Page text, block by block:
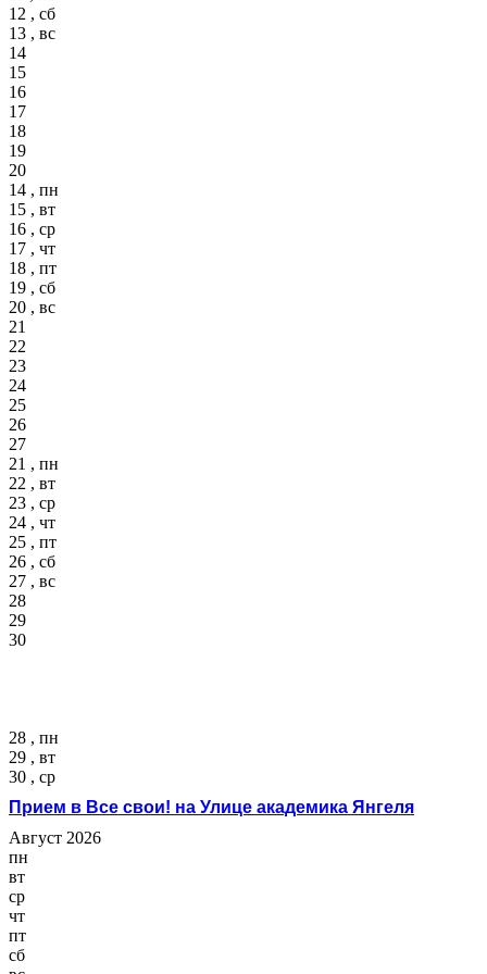
12 , сб
13 , вс
14
15
16
17
18
19
20
14 , пн
15 , вт
16 , ср
17 , чт
18 , пт
19 , сб
20 , вс
21
22
23
24
25
26
27
21 , пн
22 , вт
23 , ср
24 , чт
25 , пт
26 , сб
27 , вс
28
29
30
28 , пн
29 , вт
30 , ср
Прием в Все свои! на Улице академика Янгеля
Август 2026
пн
вт
ср
чт
пт
сб